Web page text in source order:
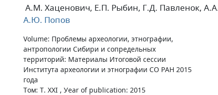
А.М. Хаценович, Е.П. Рыбин, Г.Д. Павленок,
А.Ю. Попов
Volume: Проблемы археологии, этнографии,
антропологии Сибири и сопредельных
территорий: Материалы Итоговой сессии
Института археологии и этнографии СО РАН 2015
года
Том: Т. XXI , Уear of publication: 2015